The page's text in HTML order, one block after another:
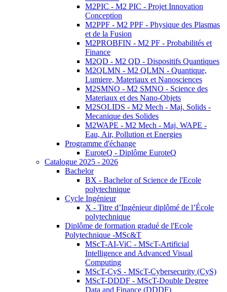
M2PIC - M2 PIC - Projet Innovation
Conception
M2PPF - M2 PPF - Physique des Plasmas
et de la Fusion
M2PROBFIN - M2 PF - Probabilités et
Finance
M2QD - M2 QD - Dispositifs Quantiques
M2QLMN - M2 QLMN - Quantique,
Lumiere, Materiaux et Nanosciences
M2SMNO - M2 SMNO - Science des
Materiaux et des Nano-Objets
M2SOLIDS - M2 Mech - Maj. Solids -
Mecanique des Solides
M2WAPE - M2 Mech - Maj. WAPE -
Eau, Air, Pollution et Energies
Programme d'échange
EuroteQ - Diplôme EuroteQ
Catalogue 2025 - 2026
Bachelor
BX - Bachelor of Science de l'Ecole
polytechnique
Cycle Ingénieur
X - Titre d’Ingénieur diplômé de l’École
polytechnique
Diplôme de formation gradué de l'Ecole
Polytechnique -MSc&T
MScT-AI-ViC - MScT-Artificial
Intelligence and Advanced Visual
Computing
MScT-CyS - MScT-Cybersecurity (CyS)
MScT-DDDF - MScT-Double Degree
Data and Finance (DDDF)